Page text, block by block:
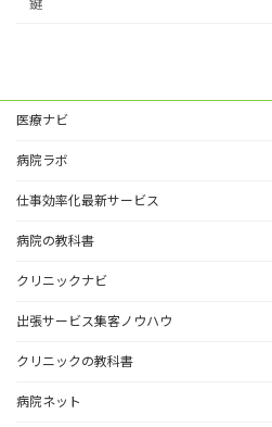
鍵
医療ナビ
病院ラボ
仕事効率化最新サービス
病院の教科書
クリニックナビ
出張サービス集客ノウハウ
クリニックの教科書
病院ネット